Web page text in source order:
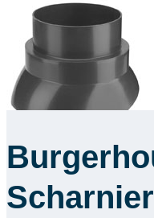
Downloads
Academy
Over ons
Contact